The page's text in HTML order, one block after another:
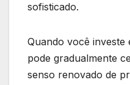
sofisticado.
Quando você investe
pode gradualmente
senso renovado de